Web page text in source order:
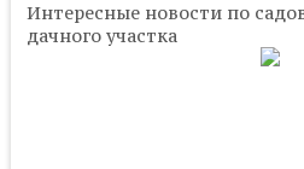
Интересные новости по
дачного участка